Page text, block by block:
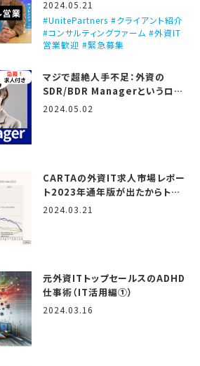
2024.05.21
UnitePartners #クライアント紹介
#コンサルティングファーム #外資IT
営業歓迎 #緊急募集
マジで超絶人手不足：外資の
SDR/BDR Managerというロー
ル
2024.05.02
CARTAの外資IT求人市場レポー
ト2023年通年版が出たからトミ
オが翻訳しつつ解説するで！
2024.03.21
元外資ITトップセールスのADHD
仕事術（IT活用編①）
2024.03.16